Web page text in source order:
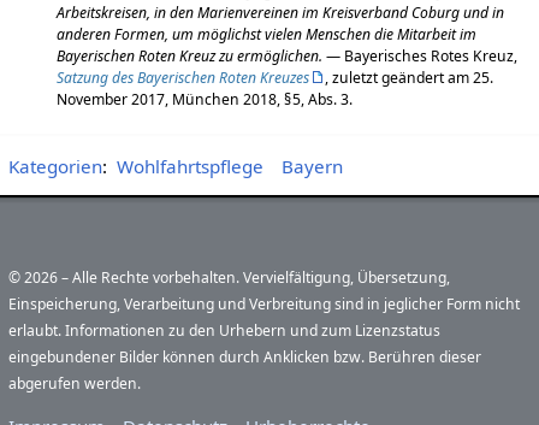
Arbeitskreisen, in den Marienvereinen im Kreisverband Coburg und in
anderen Formen, um möglichst vielen Menschen die Mitarbeit im
Bayerischen Roten Kreuz zu ermöglichen. — Bayerisches Rotes Kreuz,
Satzung des Bayerischen Roten Kreuzes
, zuletzt geändert am 25.
November 2017, München 2018, § 5, Abs. 3.
Kategorien: Wohlfahrtspflege Bayern
© 2026 – Alle Rechte vorbehalten. Vervielfältigung, Übersetzung,
Einspeicherung, Verarbeitung und Verbreitung sind in jeglicher Form nicht
erlaubt. Informationen zu den Urhebern und zum Lizenzstatus
eingebundener Bilder können durch Anklicken bzw. Berühren dieser
abgerufen werden.